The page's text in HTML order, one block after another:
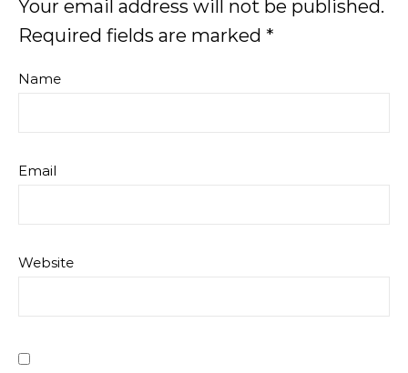
Your email address will not be published.
Required fields are marked *
Name
Email
Website